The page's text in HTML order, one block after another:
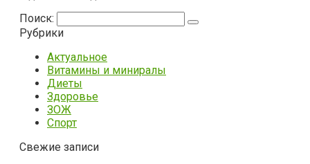
Поиск:
Рубрики
Актуальное
Витамины и миниралы
Диеты
Здоровье
ЗОЖ
Спорт
Свежие записи